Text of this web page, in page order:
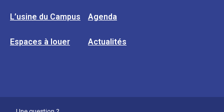
L’usine du Campus Agenda
Espaces à louer Actualités